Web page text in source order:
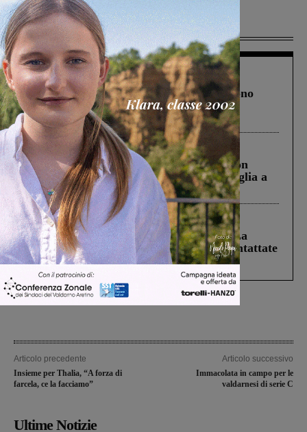
Più lette
Cronaca 4 Agosto 2026
Un anno fa la strage in A1 in cui morirono
Gianni, Giulia e Franco. Lo schianto, il
processo, lo stop ai sorpassi fra tir....
Cronaca 3 Agosto 2026
Scomparso da una struttura di Castiglion
Fiorentino l’uomo che aveva ucciso la figlia a
Levane nel 2020
Cronaca 5 Agosto 2026
Continuano le ricerche di Miah Billal. La
Prefettura: “In caso di avvistamento contattate
il 112”
Articolo precedente
Insieme per Thalia, “A forza di
farcela, ce la facciamo”
Articolo successivo
Immacolata in campo per le
valdarnesi di serie C
Ultime Notizie